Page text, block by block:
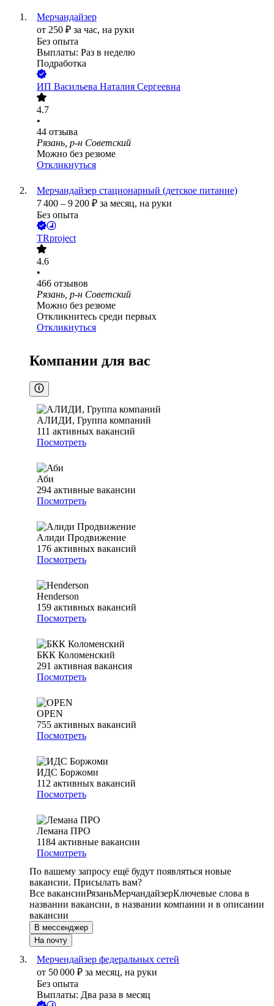
Мерчандайзер
от 250 ₽ за час, на руки
Без опыта
Выплаты: Раз в неделю
Подработка
ИП Васильева Наталия Сергеевна
4.7
•
44 отзыва
Рязань, р-н Советский
Можно без резюме
Откликнуться
Мерчандайзер стационарный (детское питание)
7 400 – 9 200 ₽ за месяц, на руки
Без опыта
TRproject
4.6
•
466 отзывов
Рязань, р-н Советский
Можно без резюме
Откликнитесь среди первых
Откликнуться
Компании для вас
АЛИДИ, Группа компаний
111 активных вакансий
Посмотреть
Аби
294 активные вакансии
Посмотреть
Алиди Продвижение
176 активных вакансий
Посмотреть
Henderson
159 активных вакансий
Посмотреть
БКК Коломенский
291 активная вакансия
Посмотреть
OPEN
755 активных вакансий
Посмотреть
ИДС Боржоми
112 активных вакансий
Посмотреть
Лемана ПРО
1184 активные вакансии
Посмотреть
По вашему запросу ещё будут появляться новые
вакансии. Присылать вам?
Все вакансииРязаньМерчандайзерКлючевые слова в
названии вакансии, в названии компании и в описании
вакансии
В мессенджер
На почту
Мерчендайзер федеральных сетей
от 50 000 ₽ за месяц, на руки
Без опыта
Выплаты: Два раза в месяц